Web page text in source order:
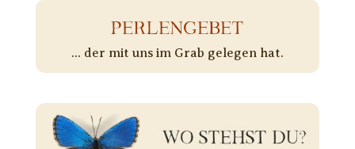
PERLENGEBET
... der mit uns im Grab gelegen hat.